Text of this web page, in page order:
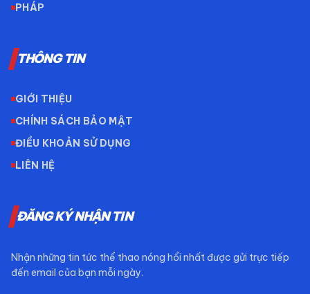
PHÁP
THÔNG TIN
GIỚI THIỆU
CHÍNH SÁCH BẢO MẬT
ĐIỀU KHOẢN SỬ DỤNG
LIÊN HỆ
ĐĂNG KÝ NHẬN TIN
Nhận những tin tức thể thao nóng hổi nhất được gửi trực tiếp
đến email của bạn mỗi ngày.